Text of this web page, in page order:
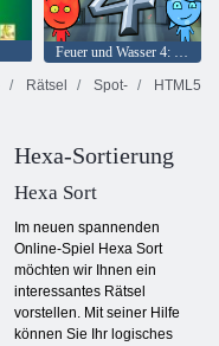
Feuer und Wasser 4: Kristalltempel
Rätsel Spot-
HTML5
Hexa-Sortierung
Hexa Sort
Im neuen spannenden
Online-Spiel Hexa Sort
möchten wir Ihnen ein
interessantes Rätsel
vorstellen. Mit seiner Hilfe
können Sie Ihr logisches